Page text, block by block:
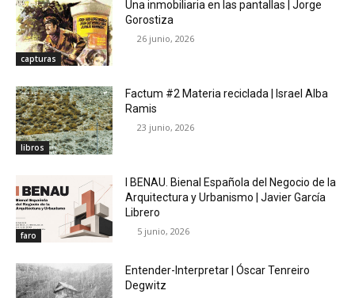
capturas
Una inmobiliaria en las pantallas | Jorge
Gorostiza
26 junio, 2026
libros
Factum #2 Materia reciclada | Israel Alba
Ramis
23 junio, 2026
faro
I BENAU. Bienal Española del Negocio de la
Arquitectura y Urbanismo | Javier García
Librero
5 junio, 2026
Entender-Interpretar | Óscar Tenreiro
Degwitz